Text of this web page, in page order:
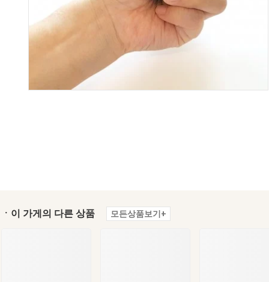
ㆍ이 가게의 다른 상품 모든상품보기+